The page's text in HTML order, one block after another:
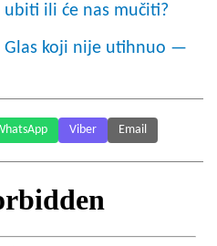
ubiti ili će nas mučiti?
Glas koji nije utihnuo —
Viber Email